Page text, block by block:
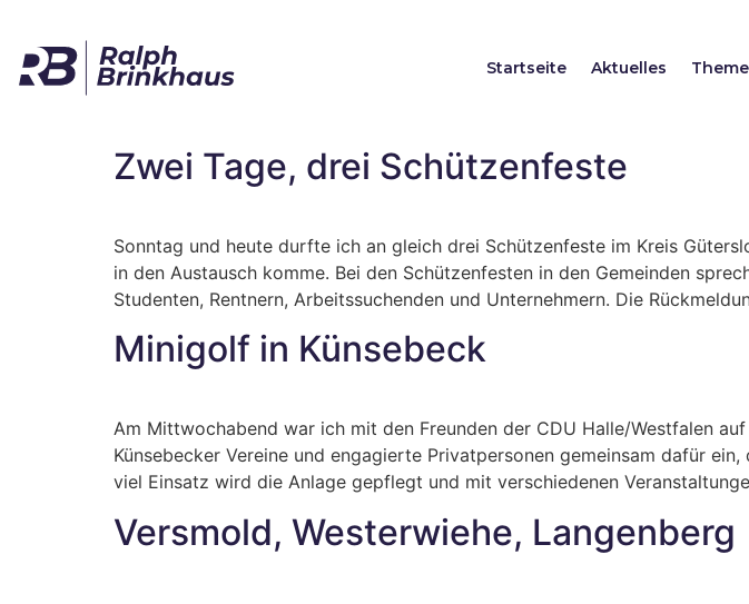
Startseite Aktuelles
Zwei Tage, drei Schützenfeste
Sonntag und heute durfte ich an gleich drei Schützenfeste im Kreis
in den Austausch komme. Bei den Schützenfesten in den Gemeinden
Studenten, Rentnern, Arbeitssuchenden und Unternehmern. Die
Minigolf in Künsebeck
Am Mittwochabend war ich mit den Freunden der CDU Halle/Westfalen
Künsebecker Vereine und engagierte Privatpersonen gemeinsam dafür
viel Einsatz wird die Anlage gepflegt und mit verschiedenen
Versmold, Westerwiehe, Langenberg